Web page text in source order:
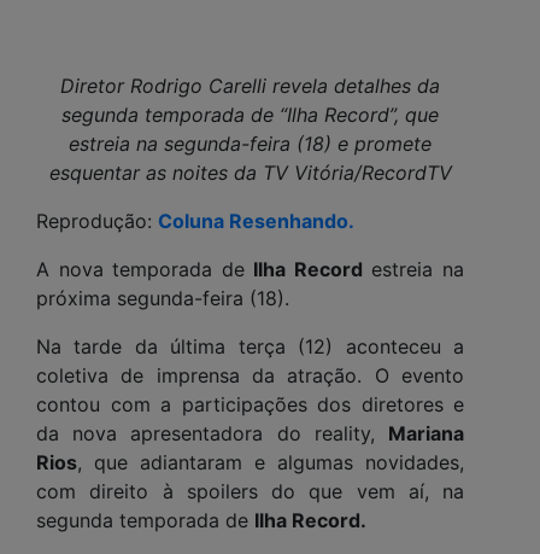
Diretor Rodrigo Carelli revela detalhes da
segunda temporada de “Ilha Record”, que
estreia na segunda-feira (18) e promete
esquentar as noites da TV Vitória/RecordTV
Reprodução: Coluna Resenhando.
A nova temporada de Ilha Record estreia na
próxima segunda-feira (18).
Na tarde da última terça (12) aconteceu a
coletiva de imprensa da atração. O evento
contou com a participações dos diretores e
da nova apresentadora do reality, Mariana
Rios, que adiantaram e algumas novidades,
com direito à spoilers do que vem aí, na
segunda temporada de Ilha Record.